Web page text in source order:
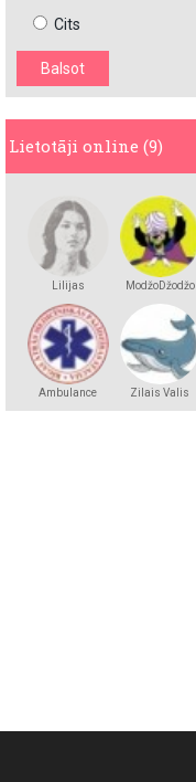
Cits
Lietotāji online (9)
Lilijas ModžoDžodžo
Ambulance Zilais Valis